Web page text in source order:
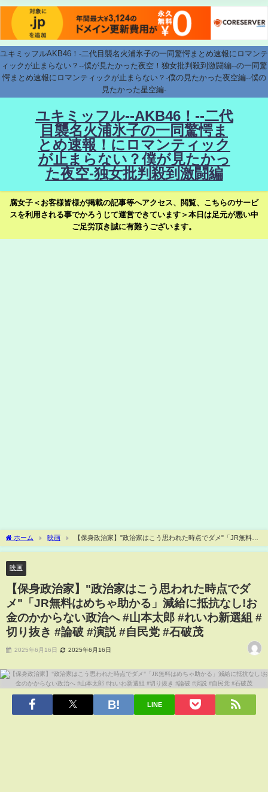
ユキミッフルAKB46！-二代目襲名火浦氷子の一同驚愕まとめ速報にロマンテ
ィックが止まらない？--僕が見たかった夜空！独女批判殺到激闘編--の一同驚
愕まとめ速報にロマンティックが止まらない？-僕の見たかった夜空編--僕の
見たかった星空編-
ユキミッフル--AKB46！--二代
目襲名火浦氷子の一同驚愕ま
とめ速報！にロマンティック
が止まらない？僕が見たかっ
た夜空-独女批判殺到激闘編
腐女子＜お客様皆様が掲載の記事等へアクセス、閲覧、こちらのサービ
スを利用される事でかろうじて運営できています＞本日は足元が悪い中
ご足労頂き誠に有難うございます。
ホーム 映画
【保身政治家】"政治家はこう思われた時点でダメ"「JR無料は
めちゃ助かる」減給に抵抗なし!お金のかからない政治へ #山本太郎 #れいわ新選組 #切
映画
【保身政治家】"政治家はこう思われた時点でダ
メ"「JR無料はめちゃ助かる」減給に抵抗なし!お
金のかからない政治へ #山本太郎 #れいわ新選組 #
切り抜き #論破 #演説 #自民党 #石破茂
2025年6月16日 2025年6月16日
LINE